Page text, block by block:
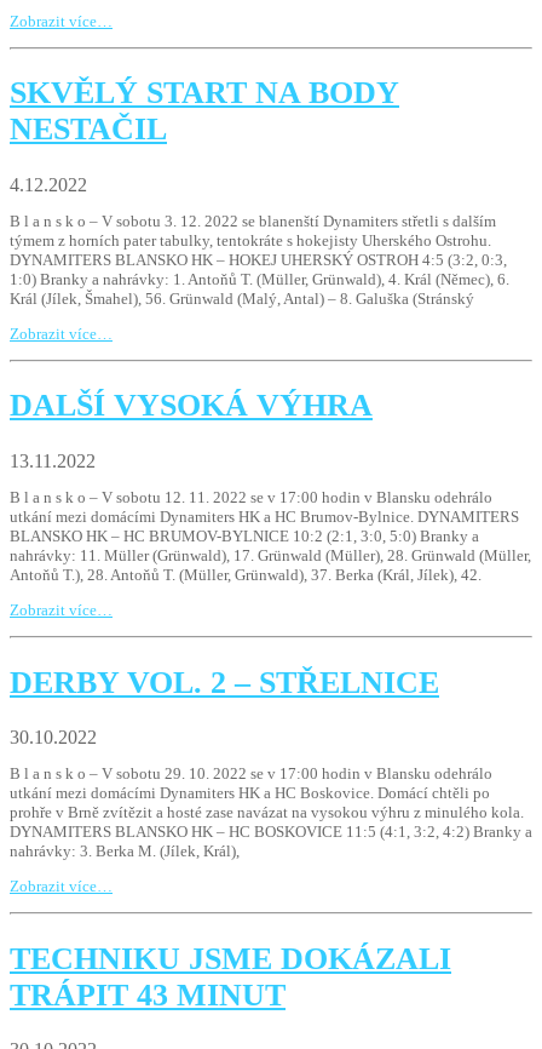
Zobrazit více…
SKVĚLÝ START NA BODY
NESTAČIL
4.12.2022
B l a n s k o – V sobotu 3. 12. 2022 se blanenští Dynamiters střetli s dalším
týmem z horních pater tabulky, tentokráte s hokejisty Uherského Ostrohu.
DYNAMITERS BLANSKO HK – HOKEJ UHERSKÝ OSTROH 4:5 (3:2, 0:3,
1:0) Branky a nahrávky: 1. Antoňů T. (Müller, Grünwald), 4. Král (Němec), 6.
Král (Jílek, Šmahel), 56. Grünwald (Malý, Antal) – 8. Galuška (Stránský
Zobrazit více…
DALŠÍ VYSOKÁ VÝHRA
13.11.2022
B l a n s k o – V sobotu 12. 11. 2022 se v 17:00 hodin v Blansku odehrálo
utkání mezi domácími Dynamiters HK a HC Brumov-Bylnice. DYNAMITERS
BLANSKO HK – HC BRUMOV-BYLNICE 10:2 (2:1, 3:0, 5:0) Branky a
nahrávky: 11. Müller (Grünwald), 17. Grünwald (Müller), 28. Grünwald (Müller,
Antoňů T.), 28. Antoňů T. (Müller, Grünwald), 37. Berka (Král, Jílek), 42.
Zobrazit více…
DERBY VOL. 2 – STŘELNICE
30.10.2022
B l a n s k o – V sobotu 29. 10. 2022 se v 17:00 hodin v Blansku odehrálo
utkání mezi domácími Dynamiters HK a HC Boskovice. Domácí chtěli po
prohře v Brně zvítězit a hosté zase navázat na vysokou výhru z minulého kola.
DYNAMITERS BLANSKO HK – HC BOSKOVICE 11:5 (4:1, 3:2, 4:2) Branky a
nahrávky: 3. Berka M. (Jílek, Král),
Zobrazit více…
TECHNIKU JSME DOKÁZALI
TRÁPIT 43 MINUT